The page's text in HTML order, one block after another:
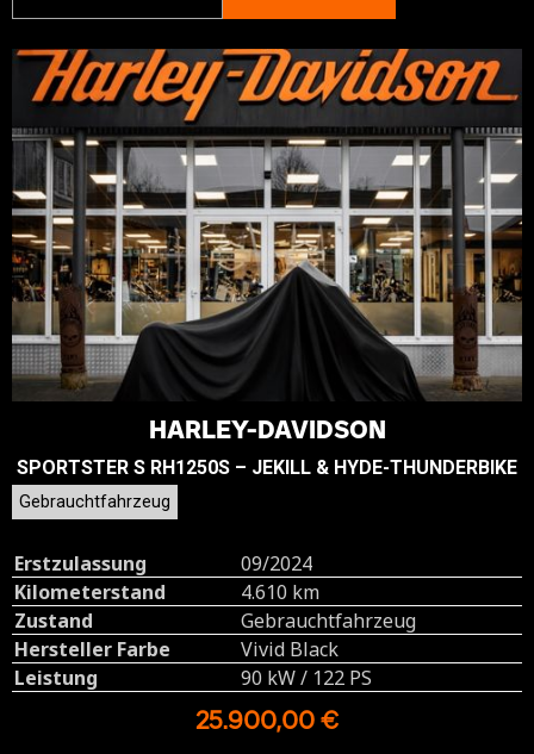
HARLEY-DAVIDSON
SPORTSTER S RH1250S – JEKILL & HYDE-THUNDERBIKE
Gebrauchtfahrzeug
Erstzulassung
09/2024
Kilometerstand
4.610 km
Zustand
Gebrauchtfahrzeug
Hersteller Farbe
Vivid Black
Leistung
90 kW / 122 PS
25.900,00 €